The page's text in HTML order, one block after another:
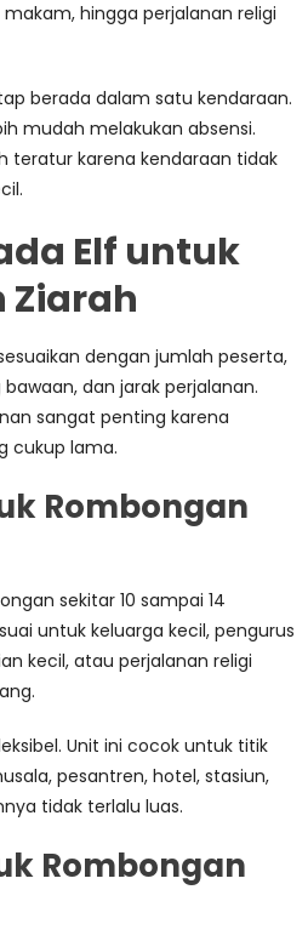
hingga perjalanan religi
berada dalam satu kendaraan.
mudah melakukan absensi.
teratur karena kendaraan tidak
Elf untuk
Ziarah
dengan jumlah peserta,
dan jarak perjalanan.
sangat penting karena
cukup lama.
Rombongan
sekitar 10 sampai 14
untuk keluarga kecil, pengurus
kecil, atau perjalanan religi
Unit ini cocok untuk titik
pesantren, hotel, stasiun,
tidak terlalu luas.
Rombongan